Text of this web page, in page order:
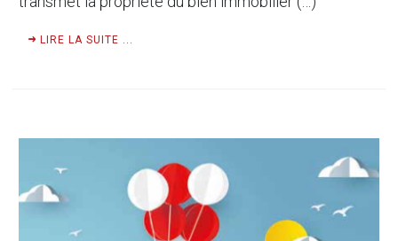
LIRE LA SUITE ...